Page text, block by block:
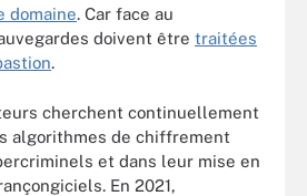
domaine. Car face au
doivent être traitées
.
cherchent continuellement
algorithmes de chiffrement
et dans leur mise en
En 2021,